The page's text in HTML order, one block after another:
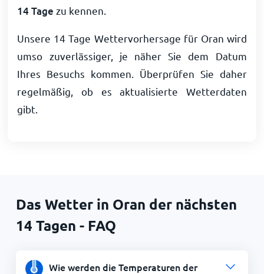
14 Tage zu kennen.
Unsere 14 Tage Wettervorhersage für Oran wird
umso zuverlässiger, je näher Sie dem Datum
Ihres Besuchs kommen. Überprüfen Sie daher
regelmäßig, ob es aktualisierte Wetterdaten
gibt.
Das Wetter in Oran der nächsten
14 Tagen - FAQ
Wie werden die Temperaturen der